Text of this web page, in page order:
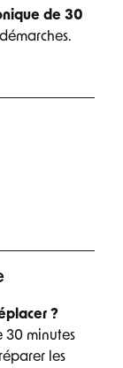
de 30
?
30 minutes
les